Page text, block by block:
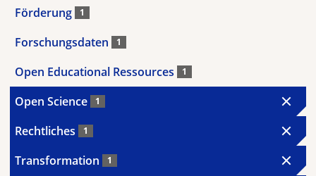
Förderung 1
Forschungsdaten 1
Open Educational Ressources 1
Open Science 1
Rechtliches 1
Transformation 1